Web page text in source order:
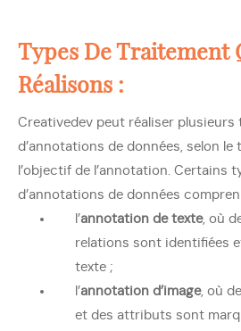
Types De Traitement
Réalisons :
Creativedev peut réaliser
d’annotations de données, selon le
l’objectif de l’annotation. Certains
d’annotations de données
l’annotation de texte, où
relations sont identifiées
texte ;
l’annotation d’image, où
et des attributs sont